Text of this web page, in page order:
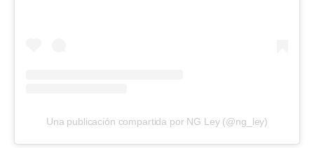
Una publicación compartida por NG Ley (@ng_ley)